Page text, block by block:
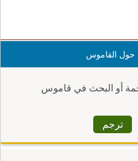
حول القاموس
أو البحث في قاموس